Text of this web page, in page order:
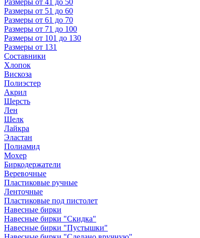
Размеры от 41 до 50
Размеры от 51 до 60
Размеры от 61 до 70
Размеры от 71 до 100
Размеры от 101 до 130
Размеры от 131
Составники
Хлопок
Вискоза
Полиэстер
Акрил
Шерсть
Лен
Шелк
Лайкра
Эластан
Полиамид
Мохер
Биркодержатели
Веревочные
Пластиковые ручные
Ленточные
Пластиковые под пистолет
Навесные бирки
Навесные бирки "Скидка"
Навесные бирки "Пустышки"